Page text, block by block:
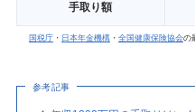
手取り額
国税庁 ・ 日本年金機構 ・ 全国健康保険協会の
参考記事